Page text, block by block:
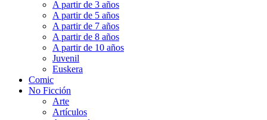
A partir de 3 años
A partir de 5 años
A partir de 7 años
A partir de 8 años
A partir de 10 años
Juvenil
Euskera
Comic
No Ficción
Arte
Artículos